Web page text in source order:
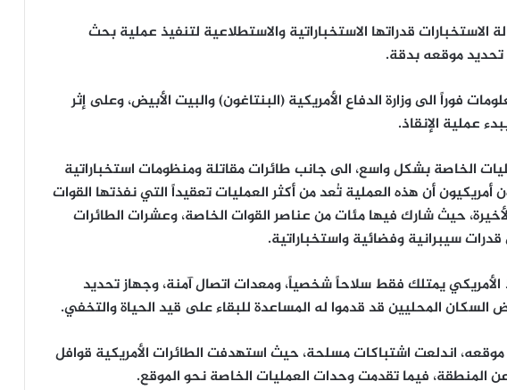
قدراتها الاستخباراتية والاستطلاعية لتنفيذ عملية بحث
موقعه بدقة.
فوراً الى وزارة الدفاع الأمريكية (البنتاغون) والبيت الأبيض، وعلى إثر
عملية الإنقاذ.
الخاصة بشكل واسع، الى جانب طائرات مقاتلة ومنظومات استخباراتية
أمريكيون أن هذه العملية تُعد من أكثر العمليات تعقيداً التي نفذتها القوات
حيث شارك فيها مئات من عناصر القوات الخاصة، وعشرات الطائرات
قدرات سيبرانية وفضائية واستخباراتية.
الأمريكي يمتلك فقط سلاحاً شخصياً، ومعدات اتصال آمنة، وجهاز تحديد
المحليين قد قدموا له المساعدة للبقاء على قيد الحياة والتخفي.
موقعه، اندلعت اشتباكات مسلحة، حيث استهدفت الطائرات الأمريكية قوافل
عن المنطقة، فيما تقدمت وحدات العمليات الخاصة نحو الموقع.